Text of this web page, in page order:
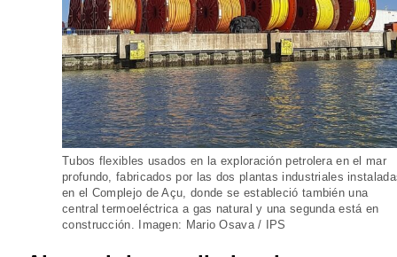
Tubos flexibles usados en la exploración petrolera en el mar
profundo, fabricados por las dos plantas industriales
en el Complejo de Açu, donde se estableció también una
central termoeléctrica a gas natural y una segunda está en
construcción. Imagen: Mario Osava / IPS